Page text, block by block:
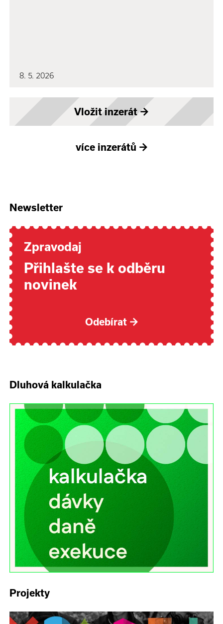
8. 5. 2026
Vložit inzerát→
více inzerátů →
Newsletter
Zpravodaj
Přihlašte se k odběru
novinek
Odebírat →
Dluhová kalkulačka
Projekty